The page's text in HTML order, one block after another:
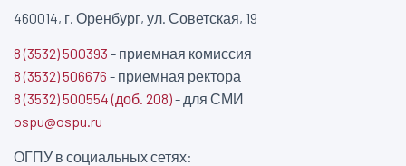
460014, г. Оренбург, ул. Советская, 19
8 (3532) 500393 - приемная комиссия
8 (3532) 506676 - приемная ректора
8 (3532) 500554 (доб. 208)- для СМИ
ospu@ospu.ru
ОГПУ в социальных сетях: